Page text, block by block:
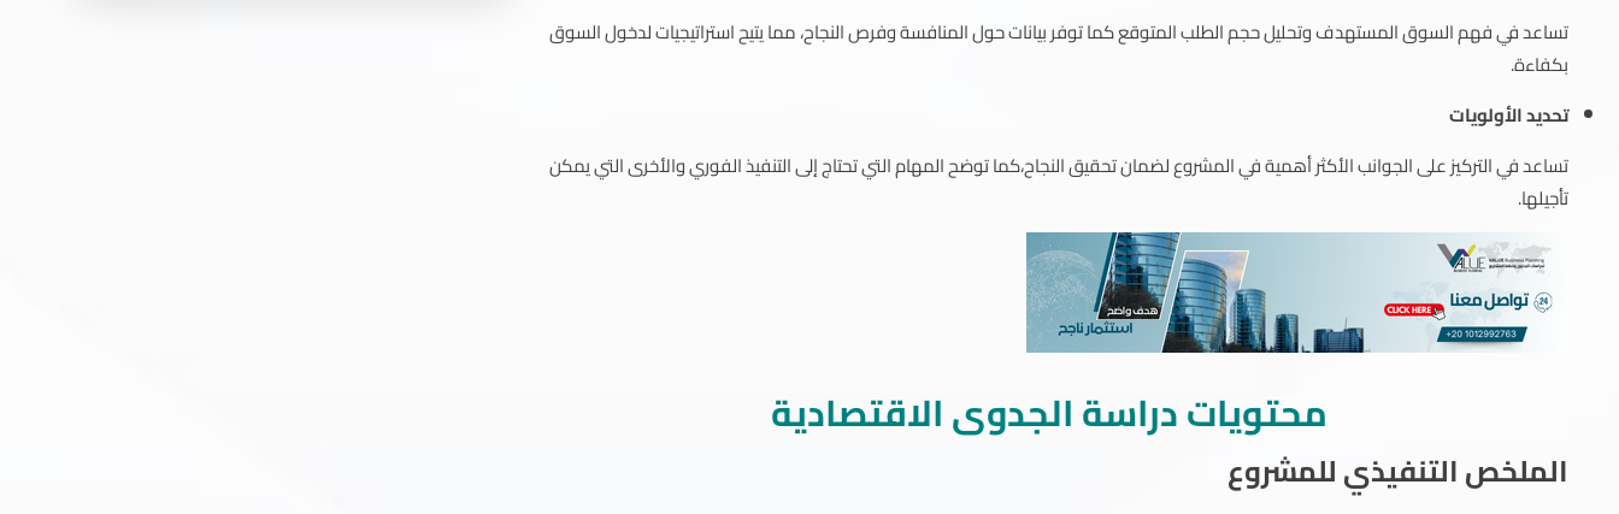
تساعد في فهم السوق المستهدف وتحليل حجم الطلب المتوقع كما توفر بيانات حول المنافسة وفرص النجاح، مما يتيح استراتيجيات لدخول السوق
بكفاءة.
تحديد الأولويات
تساعد في التركيز على الجوانب الأكثر أهمية في المشروع لضمان تحقيق النجاح،كما توضح المهام التي تحتاج إلى التنفيذ الفوري والأخرى التي يمكن
تأجيلها.
محتويات دراسة الجدوى الاقتصادية
الملخص التنفيذي للمشروع